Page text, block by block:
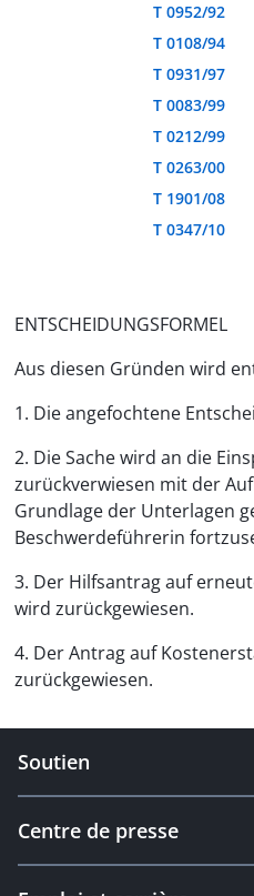
T 0952/92
T 0108/94
T 0931/97
T 0083/99
T 0212/99
T 0263/00
T 1901/08
T 0347/10
ENTSCHEIDUNGSFORMEL
Aus diesen Gründen wird
1. Die angefochtene
2. Die Sache wird an die
zurückverwiesen mit der
Grundlage der Unterlagen
Beschwerdeführerin
3. Der Hilfsantrag auf
wird zurückgewiesen.
4. Der Antrag auf
zurückgewiesen.
Soutien
Centre de presse